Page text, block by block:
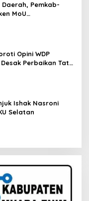
Pemkab-
MoU
Opini WDP
Perbaikan Tata
Ishak Nasroni
Selatan